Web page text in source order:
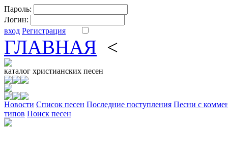
Пароль:
Логин:
вход Регистрация
ГЛАВНАЯ <
каталог христианских песен
Новости Cписок песен Последние поступления Песни с
типов Поиск песен